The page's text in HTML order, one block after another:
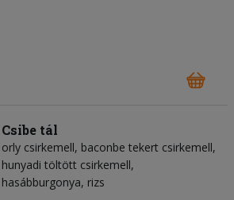
Csibe tál
orly csirkemell, baconbe tekert csirkemell,
hunyadi töltött csirkemell,
hasábburgonya, rizs